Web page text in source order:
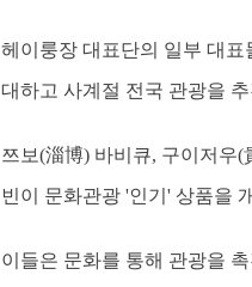
헤이룽장 대표단의 일부 대
대하고 사계절 전국 관광을
쯔보(淄博) 바비큐, 구이저우(
빈이 문화관광 '인기' 상품을
이들은 문화를 통해 관광을